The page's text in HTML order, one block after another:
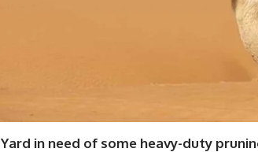
Yard in need of some heavy-duty